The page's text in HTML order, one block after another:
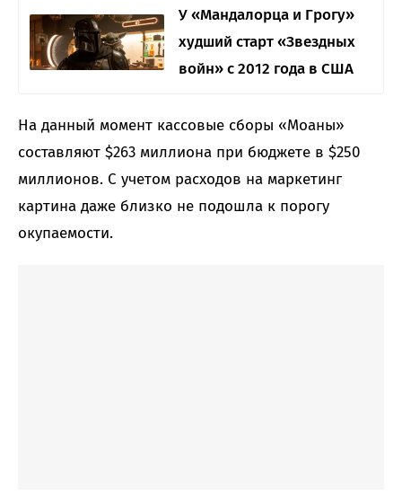
У «Мандалорца и Грогу»
худший старт «Звездных
войн» с 2012 года в США
На данный момент кассовые сборы «Моаны»
составляют $263 миллиона при бюджете в $250
миллионов. С учетом расходов на маркетинг
картина даже близко не подошла к порогу
окупаемости.